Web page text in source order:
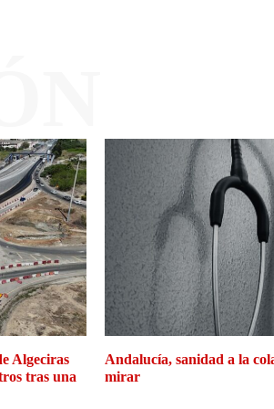
Algeciras
tras una
Andalucía, sanidad a la
mirar